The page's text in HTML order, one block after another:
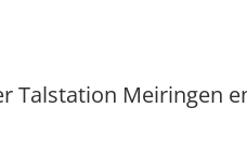
Talstation Meiringen